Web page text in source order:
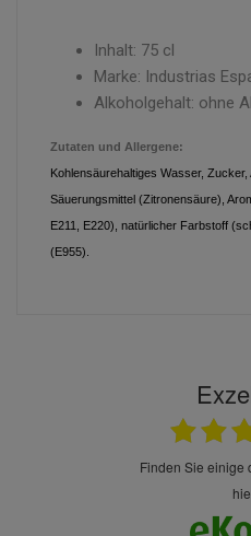
Inhalt: 75 cl
Marke: Industrias
Alkoholgehalt: ohne
Zutaten und Allergene:
Kohlensäurehaltiges Wasser,
Säuerungsmittel (Zitronensäure),
E211, E220), natürlicher Farbstoff
(E955).
finden Sie einige der Rezensionen